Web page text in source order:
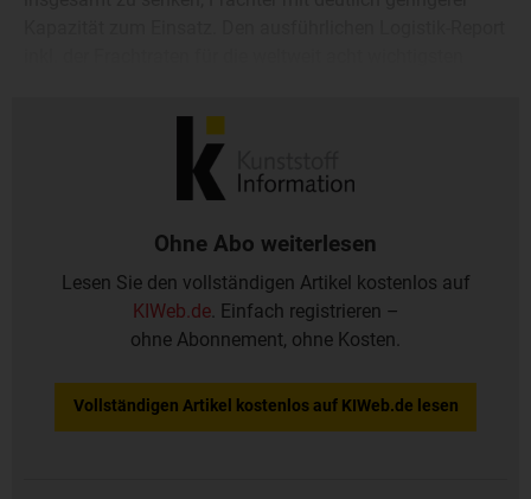
Homburg) einmal wöchentlich in einem Onlinereport.
Ohne Abo weiterlesen
Lesen Sie den vollständigen Artikel kostenlos auf
KIWeb.de. Einfach registrieren –
ohne Abonnement, ohne Kosten.
Vollständigen Artikel kostenlos auf KIWeb.de lesen